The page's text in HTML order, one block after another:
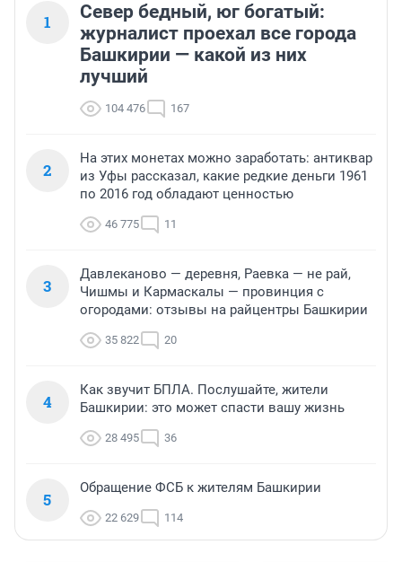
1
Север бедный, юг богатый:
журналист проехал все города
Башкирии — какой из них
лучший
104 476 167
2
На этих монетах можно заработать: антиквар
из Уфы рассказал, какие редкие деньги 1961
по 2016 год обладают ценностью
46 775 11
3
Давлеканово — деревня, Раевка — не рай,
Чишмы и Кармаскалы — провинция с
огородами: отзывы на райцентры Башкирии
35 822 20
4
Как звучит БПЛА. Послушайте, жители
Башкирии: это может спасти вашу жизнь
28 495 36
5
Обращение ФСБ к жителям Башкирии
22 629 114